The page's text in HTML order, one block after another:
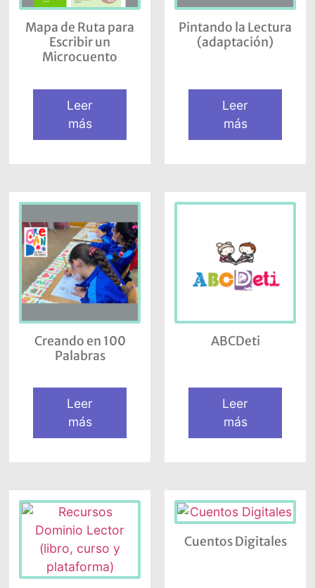
Mapa de Ruta para
Escribir un
Microcuento
Leer
más
Pintando la Lectura
(adaptación)
Leer
más
Creando en 100
Palabras
Leer
más
ABCDeti
Leer
más
Cuentos Digitales